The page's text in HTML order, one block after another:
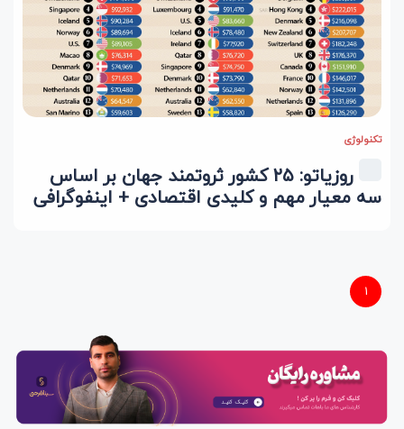
تکنولوژی
روزیاتو: ۲۵ کشور ثروتمند جهان بر اساس
سه معیار مهم و کلیدی اقتصادی + اینفوگرافی
1